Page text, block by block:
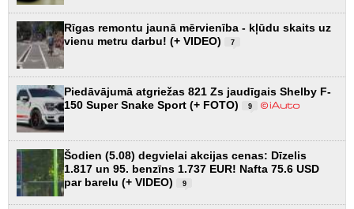
Rīgas remontu jaunā mērvienība - kļūdu skaits uz
vienu metru darbu! (+ VIDEO)
7
Piedāvājumā atgriežas 821 Zs jaudīgais Shelby F-
150 Super Snake Sport (+ FOTO)
9
Šodien (5.08) degvielai akcijas cenas: Dīzelis
1.817 un 95. benzīns 1.737 EUR! Nafta 75.6 USD
par barelu (+ VIDEO)
9